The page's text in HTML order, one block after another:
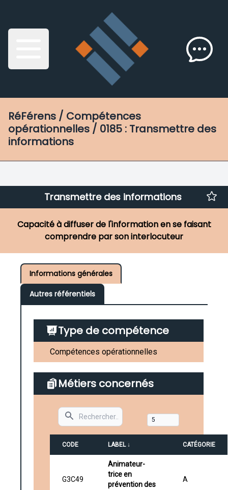
RéFérens / Compétences
opérationnelles / 0185 : Transmettre des
informations
Transmettre des informations
Capacité à diffuser de l'information en se faisant
comprendre par son interlocuteur
Informations générales
Autres référentiels
Type de compétence
Compétences opérationnelles
Métiers concernés
Search
CODE LABEL ↓ CATÉGORIE
G3C49
Animateur-
trice en
prévention des
A